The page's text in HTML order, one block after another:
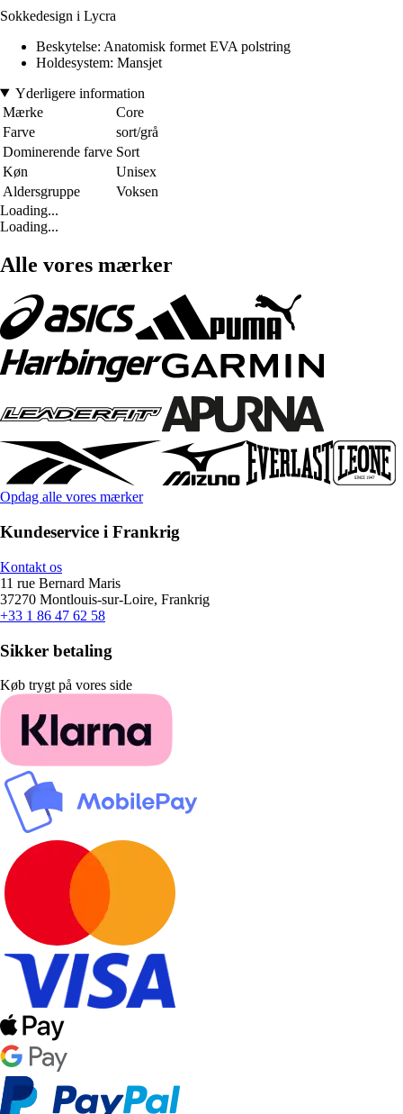
Sokkedesign i Lycra
Beskytelse: Anatomisk formet EVA polstring
Holdesystem: Mansjet
Yderligere information
Mærke
Core
Farve
sort/grå
Dominerende farve Sort
Køn
Unisex
Aldersgruppe
Voksen
Loading...
Loading...
Alle vores mærker
Opdag alle vores mærker
Kundeservice i Frankrig
Kontakt os
11 rue Bernard Maris
37270 Montlouis-sur-Loire, Frankrig
+33 1 86 47 62 58
Sikker betaling
Køb trygt på vores side